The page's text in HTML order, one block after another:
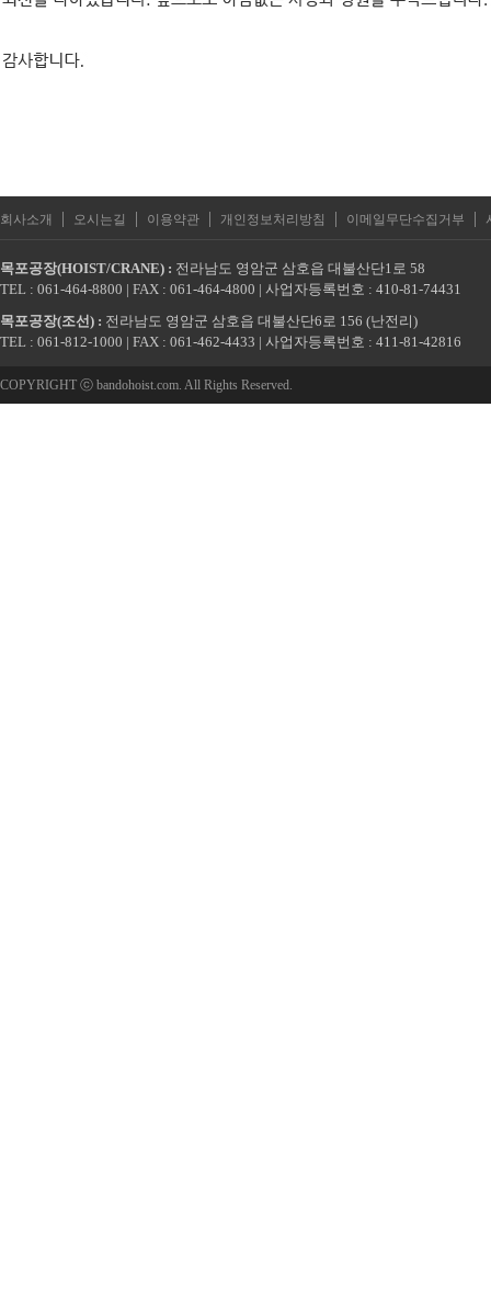
회사소개 | 오시는길 | 이용약관 | 개인정보처리방침 | 이메일무단수집거부 |
목포공장(HOIST/CRANE) : 전라남도 영암군 삼호읍 대불산단1로 58
TEL : 061-464-8800 | FAX : 061-464-4800 | 사업자등록번호 : 410-81-74431
목포공장(조선) : 전라남도 영암군 삼호읍 대불산단6로 156 (난전리)
TEL : 061-812-1000 | FAX : 061-462-4433 | 사업자등록번호 : 411-81-42816
COPYRIGHT ⓒ bandohoist.com. All Rights Reserved.